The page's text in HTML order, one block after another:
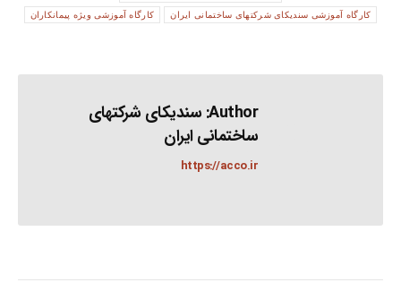
کارگاه آموزشی سندیکای شرکتهای ساختمانی ایران کارگاه آموزشی ویژه پیمانکاران
Author: سندیکای شرکتهای
ساختمانی ایران
https://acco.ir